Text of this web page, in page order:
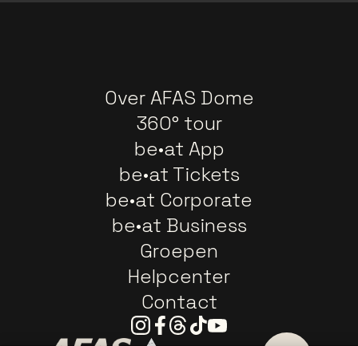
Over AFAS Dome
360° tour
be•at App
be•at Tickets
be•at Corporate
be•at Business
Groepen
Helpcenter
Contact
Instagram
Facebook
Threads
TiktokYoutube